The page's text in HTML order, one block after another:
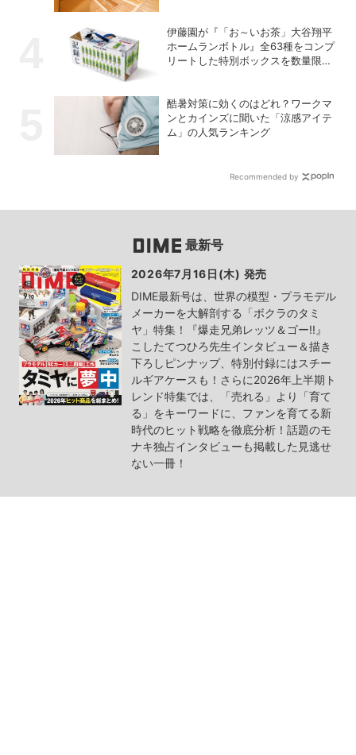
伊藤園が『「お～いお茶」大谷翔平
ホームランボトル』全63種をコンプ
リートした特別ボックスを数量限定
酷暑対策に効くのはどれ？ワークマ
ンとカインズに聞いた「涼感アイテ
ム」の人気ランキング
Recommended by
最新号
2026年7月16日(木) 発売
DIME最新号は、世界の模型・プラモデル
メーカーを大解剖する「ボクラのタミ
ヤ」特集！『爆走兄弟レッツ＆ゴー!!』
こしたてつひろ先生インタビュー＆描き
下ろしピンナップ、特別付録にはスチー
ルギアケースも！さらに2026年上半期ト
レンド特集では、「売れる」より「育て
る」をキーワードに、ファンを育てる新
時代のヒット戦略を徹底分析！話題のモ
ナキ独占インタビューも掲載した見逃せ
ない一冊！